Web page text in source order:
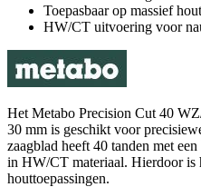
Toepasbaar op massief
HW/CT uitvoering voor
Het Metabo Precision Cut 40
30 mm is geschikt voor
zaagblad heeft 40 tanden met
in HW/CT materiaal. Hierdoor is
houttoepassingen.